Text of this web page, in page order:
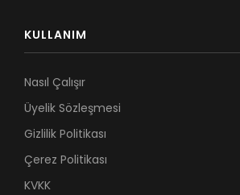
KULLANIM
Nasıl Çalışır
Üyelik Sözleşmesi
Gizlilik Politikası
Çerez Politikası
KVKK